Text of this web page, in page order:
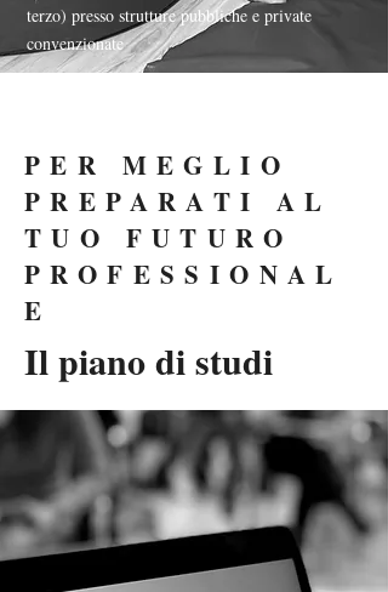
terzo) presso strutture pubbliche e private
convenzionate
PER MEGLIO
PREPARATI AL
TUO FUTURO
PROFESSIONAL
E
Il piano di studi